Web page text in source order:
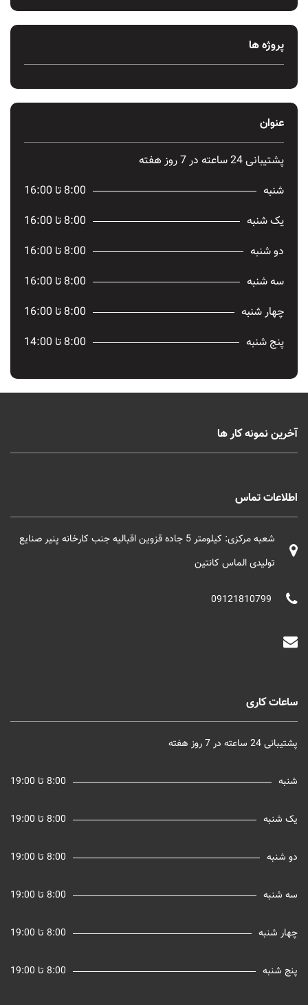
پروژه ها
عنوان
پشتیبانی 24 ساعته در 7 روز هفته
شنبه
8:00 تا 16:00
یک شنبه
8:00 تا 16:00
دو شنبه
8:00 تا 16:00
سه شنبه
8:00 تا 16:00
چهار شنبه
8:00 تا 16:00
پنج شنبه
8:00 تا 14:00
آخرین نمونه کار ها
اطلاعات تماس
شعبه مرکزی: کیلومتر 5 جاده قزوین اقبالیه جنب کارخانه پنیر صنایع
تولیدی الماس کانتین
09121810799
ساعات کاری
پشتیبانی 24 ساعته در 7 روز هفته
شنبه 8:00 تا 19:00
یک شنبه 8:00 تا 19:00
دو شنبه 8:00 تا 19:00
سه شنبه 8:00 تا 19:00
چهار شنبه 8:00 تا 19:00
پنج شنبه 8:00 تا 19:00